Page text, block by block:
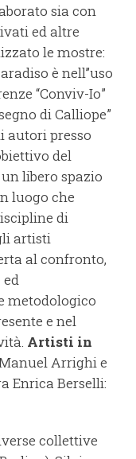
sia con
ed altre
le mostre:
è nell’’uso
“Conviv-Io”
di Calliope”
autori presso
del
libero spazio
luogo che
di
artisti
al confronto,
metodologico
e nel
Artisti in
Arrighi e
Enrica Berselli:
collettive